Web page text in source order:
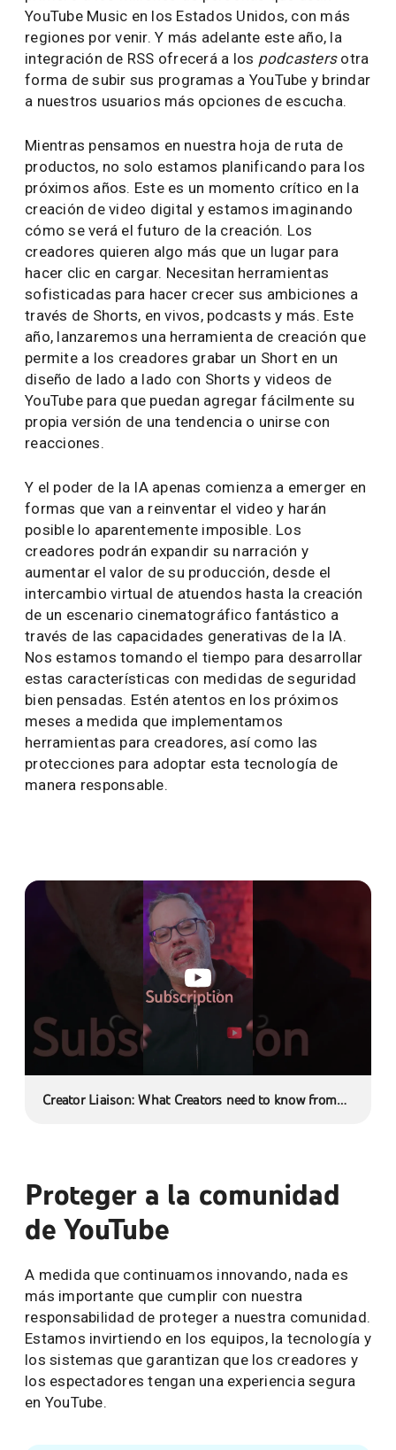
YouTube Music en los Estados Unidos, con más
regiones por venir. Y más adelante este año, la
integración de RSS ofrecerá a los podcastersotra
forma de subir sus programas a YouTube y brindar
a nuestros usuarios más opciones de escucha.
Mientras pensamos en nuestra hoja de ruta de
productos, no solo estamos planificando para los
próximos años. Este es un momento crítico en la
creación de video digital y estamos imaginando
cómo se verá el futuro de la creación. Los
creadores quieren algo más que un lugar para
hacer clic en cargar. Necesitan herramientas
sofisticadas para hacer crecer sus ambiciones a
través de Shorts, en vivos, podcasts y más. Este
año, lanzaremos una herramienta de creación que
permite a los creadores grabar un Short en un
diseño de lado a lado con Shorts y videos de
YouTube para que puedan agregar fácilmente su
propia versión de una tendencia o unirse con
reacciones.
Y el poder de la IA apenas comienza a emerger en
formas que van a reinventar el video y harán
posible lo aparentemente imposible. Los
creadores podrán expandir su narración y
aumentar el valor de su producción, desde el
intercambio virtual de atuendos hasta la creación
de un escenario cinematográfico fantástico a
través de las capacidades generativas de la IA.
Nos estamos tomando el tiempo para desarrollar
estas características con medidas de seguridad
bien pensadas. Estén atentos en los próximos
meses a medida que implementamos
herramientas para creadores, así como las
protecciones para adoptar esta tecnología de
manera responsable.
Creator Liaison: What Creators need to know from
Proteger a la comunidad
de YouTube
A medida que continuamos innovando, nada es
más importante que cumplir con nuestra
responsabilidad de proteger a nuestra comunidad.
Estamos invirtiendo en los equipos, la tecnología y
los sistemas que garantizan que los creadores y
los espectadores tengan una experiencia segura
en YouTube.